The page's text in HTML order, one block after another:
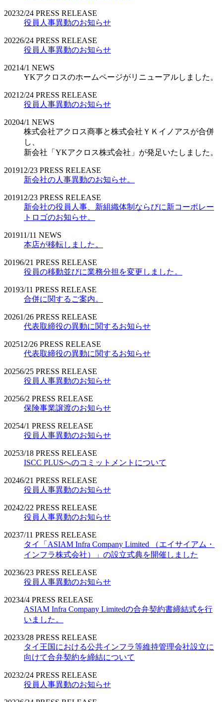
20232/24 PRESS RELEASE
役員人事異動のお知らせ
20226/24 PRESS RELEASE
役員人事異動のお知らせ
20214/1 NEWS
YKアクロスのホームページがリニューアルしました。
2021 2/24 PRESS RELEASE
役員人事異動のお知らせ
20204/1 NEWS
株式会社アクロス商事と株式会社ＹＫイノアスが合併
し、
新会社「YKアクロス株式会社」が発足いたしました。
201912/23 PRESS RELEASE
新会社の人事異動のお知らせ。
201912/23 PRESS RELEASE
新会社の役員人事、新組織体制ならびに新コーポレー
トロゴのお知らせ。
201911/11 NEWS
本店が移転しました。
20196/21 PRESS RELEASE
役員の移動並びに業務分担を変更しました。
20193/11 PRESS RELEASE
合併に関するご案内。
20261/26 PRESS RELEASE
代表取締役の異動に関するお知らせ
202512/26 PRESS RELEASE
代表取締役の異動に関するお知らせ
20256/25 PRESS RELEASE
役員人事異動のお知らせ
20256/2 PRESS RELEASE
保険事業譲渡のお知らせ
20254/1 PRESS RELEASE
役員人事異動のお知らせ
20253/18 PRESS RELEASE
ISCC PLUSへのコミットメントについて
20246/21 PRESS RELEASE
役員人事異動のお知らせ
20242/22 PRESS RELEASE
役員人事異動のお知らせ
20237/11 PRESS RELEASE
タイ「ASIAM Infra Company Limited （エイサイアム・
インフラ株式会社）」の設立式典を開催しました
20236/23 PRESS RELEASE
役員人事異動のお知らせ
20234/4 PRESS RELEASE
ASIAM Infra Company Limitedの合弁契約書締結式を行
いました。
20233/28 PRESS RELEASE
タイ王国における公共インフラ等維持管理会社設立に
向けて合弁契約を締結について
20232/24 PRESS RELEASE
役員人事異動のお知らせ